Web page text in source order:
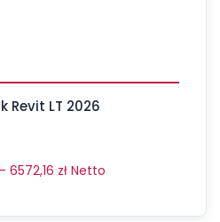
Revit LT 2026
– 6572,16 zł Netto